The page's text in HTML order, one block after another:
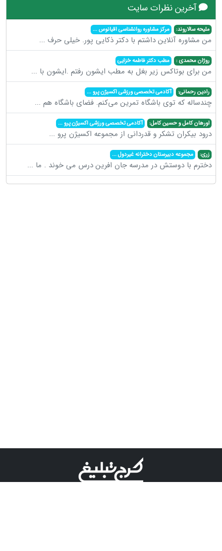
آخرین نظرات سایت
ملیحه سالاروند: مرکز مشاوره روانشناسی اقیانوس...
من مشاوره آنلاین داشتم با دکتر ذکایی پور. خیلی حرف ...
روژان محمدی : مطب دکتر فاطمه خزایی
من برای بوتاکس زیر بغل به مطب ایشون رفتم .ایشون با ...
رادین رحمانی: آکادمی تخصصی ورزشی اکسیژن پرو...
چندساله که توی باشگاه تمرین می‌کنم. فضای باشگاه هم ...
اورهان کامل و حسین کامل: آکادمی تخصصی ورزشی اکسیژن پرو...
درود بیکران تشکر و قدردانی از مجموعه اکسیژن پرو ...
زری: مجموعه دبیرستان دخترانه غیردول...
دخترم با دوستش در مدرسه جان افرین درس می خوند . ما ...